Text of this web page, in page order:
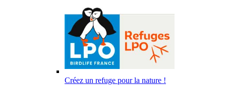
Créez un refuge pour la nature !